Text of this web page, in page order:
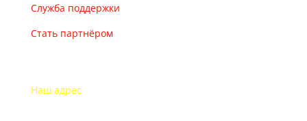
Служба поддержки
Стать партнёром
Наш адрес